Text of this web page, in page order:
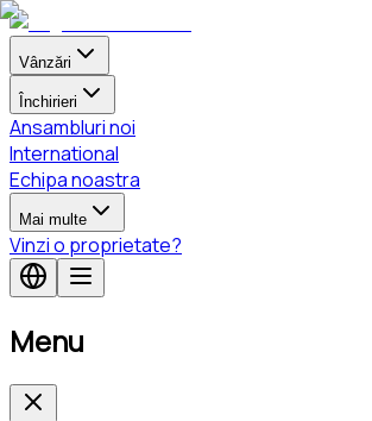
Vânzări
Închirieri
Ansambluri noi
International
Echipa noastra
Mai multe
Vinzi o proprietate?
Menu